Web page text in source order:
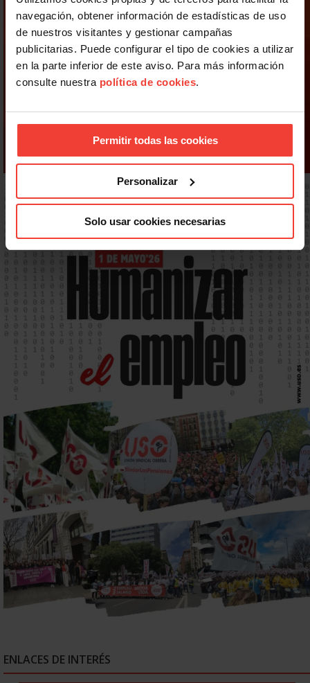
navegación, obtener información de estadísticas de uso
de nuestros visitantes y gestionar campañas
publicitarias. Puede configurar el tipo de cookies a utilizar
en la parte inferior de este aviso. Para más información
consulte nuestra política de cookies.
Permitir todas las cookies
Personalizar
Solo usar cookies necesarias
ENLACES DE INTERÉS